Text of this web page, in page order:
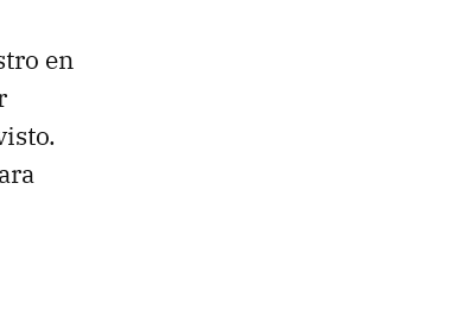
en